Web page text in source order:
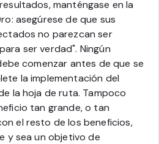
manténgase en la
asegúrese de que sus
no parezcan ser
ser verdad". Ningún
comenzar antes de que se
la implementación del
la hoja de ruta. Tampoco
tan grande, o tan
el resto de los beneficios,
y sea un objetivo de